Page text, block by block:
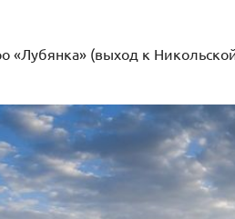
«Лубянка» (выход к